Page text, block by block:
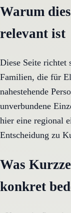
Warum
relevant ist
Diese Seite richtet
Familien, die für
nahestehende
unverbundene
hier eine regional
Entscheidung zu
Was
konkret